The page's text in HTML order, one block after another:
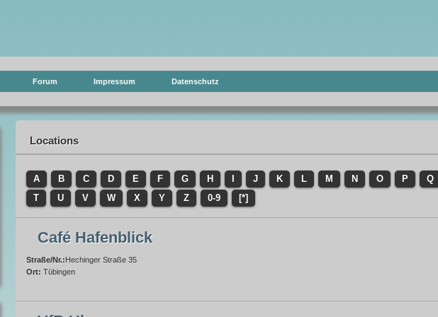
Forum Impressum Datenschutz
Locations
A B C D E F G H J K L M N O P
Q
T
U V W X Y Z 0-9 [*]
Café Hafenblick
Straße/Nr.:Hechinger Straße 35
Ort: Tübingen